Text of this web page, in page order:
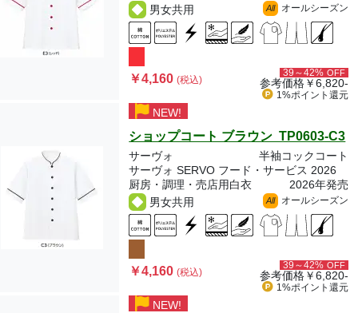
男女共用
All オールシーズン
￥4,160(税込)
39～42% OFF
参考価格￥6,820-
1%ポイント 還元
NEW!
ショップコート ブラウン TP0603-C3
サーヴォ
半袖コックコート
サーヴォ SERVO フード・サービス 2026
厨房・調理・売店用白衣
2026年発売
男女共用
All オールシーズン
￥4,160(税込)
39～42% OFF
参考価格￥6,820-
1%ポイント 還元
NEW!